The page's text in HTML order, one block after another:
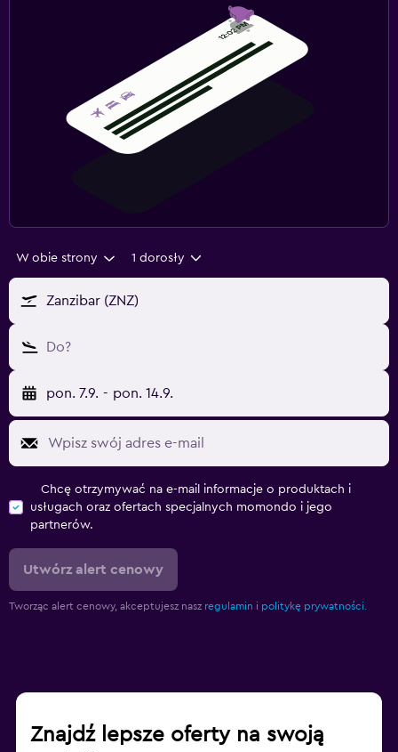
W obie strony 1 dorosły
Zanzibar (ZNZ)
Do?
pon. 7.9. - pon. 14.9.
Chcę otrzymywać na e-mail informacje o produktach i
usługach oraz ofertach specjalnych momondo i jego
partnerów.
Utwórz alert cenowy
Tworząc alert cenowy, akceptujesz nasz regulamin i politykę prywatności.
Znajdź lepsze oferty na swoją